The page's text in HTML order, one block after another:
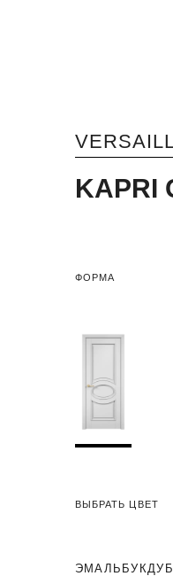
KAPRI
ФОРМА
ВЫБРАТЬ ЦВЕТ
ЭМАЛЬ БУК ДУБ